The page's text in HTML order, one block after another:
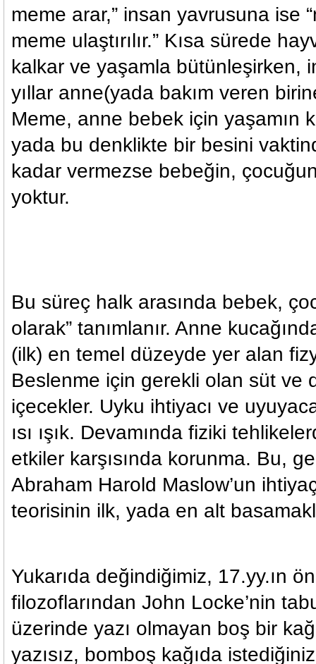
meme arar,” insan yavrusuna ise
meme ulaştırılır.” Kısa sürede
kalkar ve yaşamla bütünleşirken,
yıllar anne(yada bakım veren
Meme, anne bebek için yaşamın
yada bu denklikte bir besini
kadar vermezse bebeğin,
yoktur.
Bu süreç halk arasında bebek,
olarak” tanımlanır. Anne
(ilk) en temel düzeyde yer alan
Beslenme için gerekli olan süt ve
içecekler. Uyku ihtiyacı ve
ısı ışık. Devamında fiziki
etkiler karşısında korunma. Bu,
Abraham Harold Maslow’un
teorisinin ilk, yada en alt
Yukarıda değindiğimiz, 17.yy.ın
filozoflarından John Locke’nin
üzerinde yazı olmayan boş bir
yazısız, bomboş kağıda